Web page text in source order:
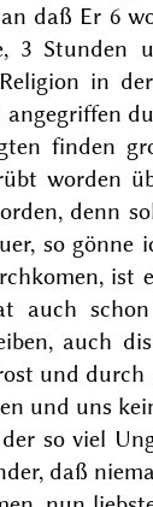
daß Er 6
3 Stunden
in
finden
worden
denn
so
ist
auch
auch
und
und uns
der so viel
daß